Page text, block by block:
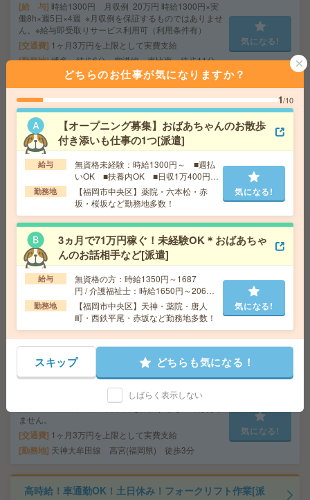
給 与 時給1300円 月収例 20万円 時給1300円×実
働8h×週5日×4週 ※月収例を保証するものではありませ
ん。※給与即受取りサービス利用可（利用条件有）
交通費 1ヶ月3万円を上限として実費支給
勤務地 博多 徒歩6分 空港線 東比恵 徒歩11分
気になる!
未経験OK！残業ほぼなし▼車通勤OK＊姪浜での受付[派
遣]
給 与
時給1350円 月収例 21万円 時給1350円×実
働7h55m×週5日×4週 ※月収例を保証するものではあり
ません。
1ヶ月3万円を上限として実費支給
勤務地 筑肥線(姪浜－西唐津) 姪浜 徒歩12分 空
港線 室見 徒歩12分 ※車通勤可能
気になる!
未経験OK！残業ほぼなし▼中洲川端での経理事務[派遣]
給 与 時給1500円 月収例 24万円 時給1500円×実
働8h×週5日×4週 ※月収例を保証するものではありませ
ん。
交通費 1ヶ月3万円を上限として実費支給
勤務地 空港線 中洲川端 徒歩1分 天神 徒歩10分
気になる!
未経験OK！残業ほぼなし▼高宮での経理事務[派遣]
時給1300円 月収例 20万円 時給1300円×実
ません。
交通費 1ヶ月3万円を上限として実費支給
勤務地 天神大牟田線 高宮(福岡県) 徒歩3分
気になる!
高時給！車通勤OK！土日休み！フォークリフト作業[派
どちらのお仕事が気になりますか？
1/10
【オープニング募集】おばあちゃんのお散歩
付き添いも仕事の1つ[派遣]
給与
無資格未経験：時給1300円～ ■週払
いOK ■扶養内OK ■日収1万400円以
上
勤務地
【福岡市中央区】薬院・六本松・赤
坂・桜坂など勤務地多数！
気になる!
3ヵ月で71万円稼ぐ！未経験OK＊おばあちゃ
んのお話相手など[派遣]
給与
無資格の方：時給1350円～1687
円 / 介護福祉士：時給1650円～2062
円 / 初任者以上：時給1450円～1812
円
勤務地
【福岡市中央区】天神・薬院・唐人
町・西鉄平尾・赤坂など勤務地多数！
気になる!
スキップ どちらも気になる！
しばらく表示しない